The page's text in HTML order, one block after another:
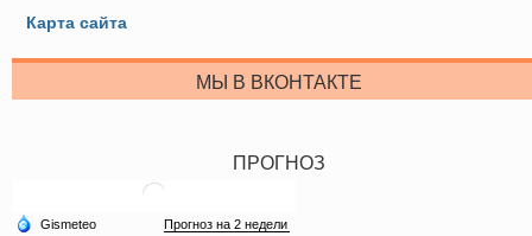
Карта сайта
МЫ В ВКОНТАКТЕ
ПРОГНОЗ